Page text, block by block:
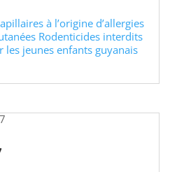
à l’origine d’allergies
Rodenticides interdits
les jeunes enfants guyanais